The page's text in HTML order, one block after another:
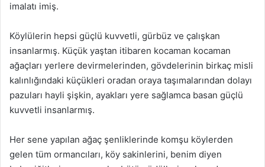
imalatı imiş.
Köylülerin hepsi güçlü kuvvetli, gürbüz ve çalışkan
insanlarmış. Küçük yaştan itibaren kocaman kocaman
ağaçları yerlere devirmelerinden, gövdelerinin birkaç misli
kalınlığındaki küçükleri oradan oraya taşımalarından dolayı
pazuları hayli şişkin, ayakları yere sağlamca basan güçlü
kuvvetli insanlarmış.
Her sene yapılan ağaç şenliklerinde komşu köylerden
gelen tüm ormancıları, köy sakinlerini, benim diyen